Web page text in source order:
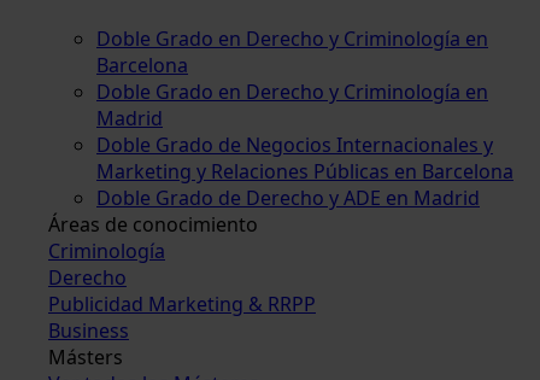
Doble Grado en Derecho y Criminología en
Barcelona
Doble Grado en Derecho y Criminología en
Madrid
Doble Grado de Negocios Internacionales y
Marketing y Relaciones Públicas en Barcelona
Doble Grado de Derecho y ADE en Madrid
Áreas de conocimiento
Criminología
Derecho
Publicidad Marketing & RRPP
Business
Másters